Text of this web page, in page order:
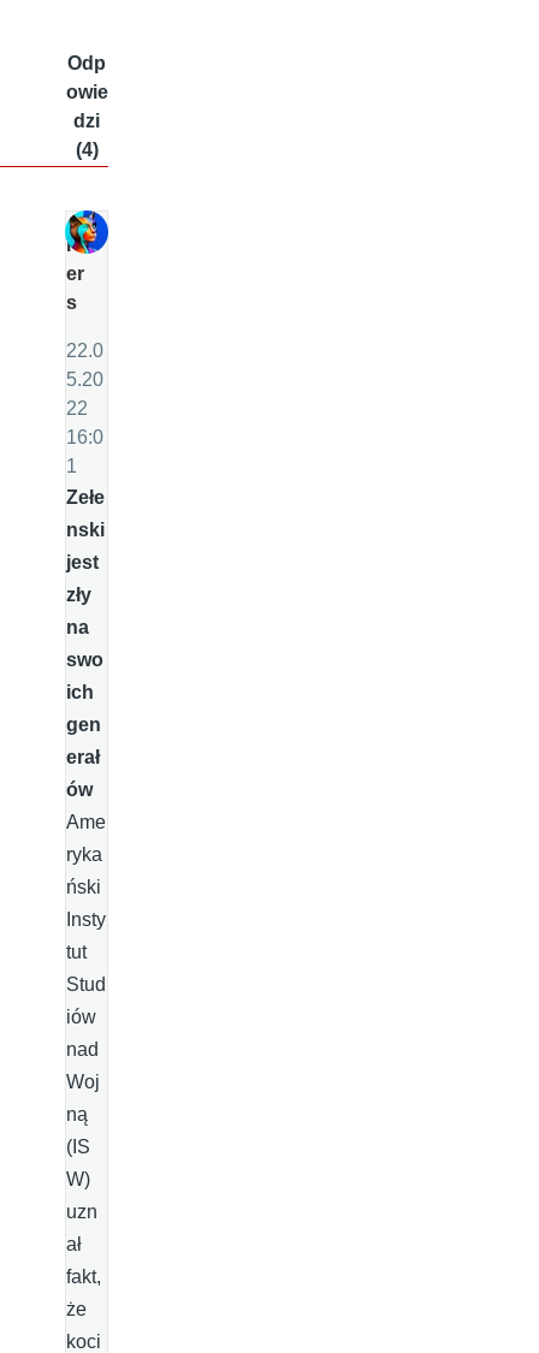
Odp
owie
dzi
(4)
P
er
s
22.0
5.20
22
16:0
1
Zełe
nski
jest
zły
na
swo
ich
gen
erał
ów
Ame
ryka
ński
Insty
tut
Stud
iów
nad
Woj
ną
(IS
W)
uzn
ał
fakt,
że
koci